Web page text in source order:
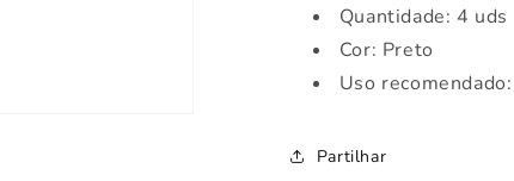
Quantidade: 4 uds
Cor: Preto
Uso
Partilhar